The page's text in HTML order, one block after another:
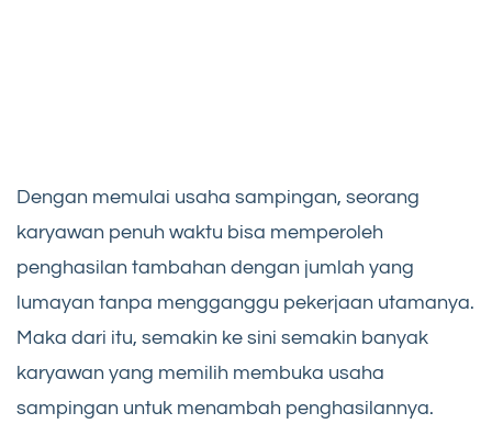
Dengan memulai usaha sampingan, seorang
karyawan penuh waktu bisa memperoleh
penghasilan tambahan dengan jumlah yang
lumayan tanpa mengganggu pekerjaan utamanya.
Maka dari itu, semakin ke sini semakin banyak
karyawan yang memilih membuka usaha
sampingan untuk menambah penghasilannya.